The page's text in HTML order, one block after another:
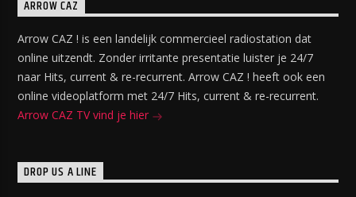
ARROW CAZ
Arrow CAZ ! is een landelijk commercieel radiostation dat
online uitzendt. Zonder irritante presentatie luister je 24/7
naar Hits, current & re-recurrent. Arrow CAZ ! heeft ook een
online videoplatform met 24/7 Hits, current & re-recurrent.
Arrow CAZ TV vind je hier
DROP US A LINE